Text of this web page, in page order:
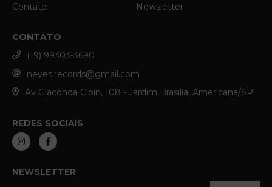
Contato Newsletter
CONTATO
(19) 99303-3690
neves.records@gmail.com
Av Giaconda Cibin, 108 - Jardim Brasilia, Americana/SP
REDES SOCIAIS
NEWSLETTER